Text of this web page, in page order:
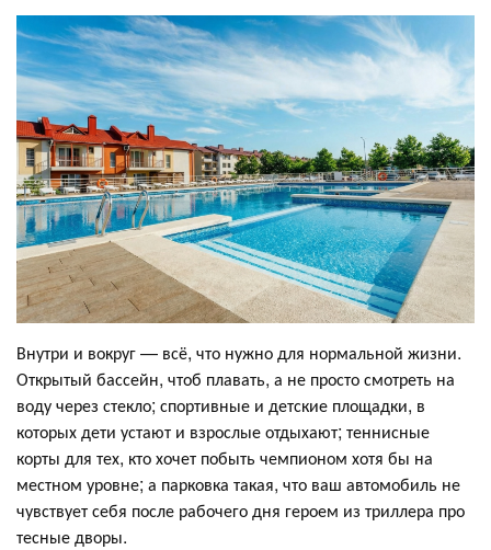
Внутри и вокруг — всё, что нужно для нормальной жизни.
Открытый бассейн, чтоб плавать, а не просто смотреть на
воду через стекло; спортивные и детские площадки, в
которых дети устают и взрослые отдыхают; теннисные
корты для тех, кто хочет побыть чемпионом хотя бы на
местном уровне; а парковка такая, что ваш автомобиль не
чувствует себя после рабочего дня героем из триллера про
тесные дворы.